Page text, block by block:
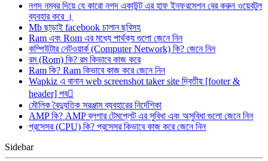
নগদ নম্বর দিয়ে যে কারো নগদ একাউন্ট এর হাফ ইনফরমেশন বের করুন ওয়েবটুল
ব্যবহার করে ।
Mb ছাড়াই facebook চালান ছবিসহ
Ram এবং Rom এর মধ্যে পার্থক্য গুলো জেনে নিন
কম্পিউটার নেটওয়ার্ক (Computer Network) কি? জেনে নিন
রম (Rom) কি? রম কিভাবে কাজ করে
Ram কি? Ram কিভাবে কাজ করে জেনে নিন
Wapkiz এ বানান web screenshot taker site দ্বিতীয় [footer &
header] পব
মৌলিক বৈদ্যুতিক সরঞ্জাম ব্যবহারের নির্দেশিকা
AMP কি? AMP ব্লগার টেমপ্লেট এর সুবিধা এবং অসুবিধা গুলো জেনে নিন
প্রসেসর (CPU) কি? প্রসেসর কিভাবে কাজ করে জেনে নিন
Sidebar